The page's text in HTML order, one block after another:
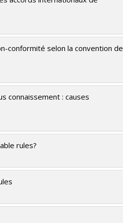
conformité selon la convention de
connaissement : causes
rules?